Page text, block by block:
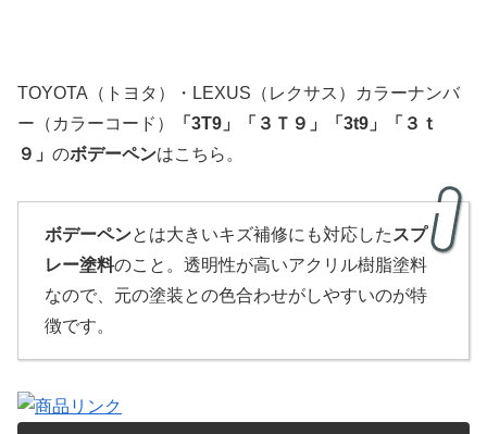
TOYOTA（トヨタ）・LEXUS（レクサス）カラーナンバ
ー（カラーコード）
「3T9」 「 ３Ｔ９ 」
「3t9」「３ｔ
９」 のボデーペンはこちら。
ボデーペンとは大きいキズ補修にも対応した スプ
レー塗料のこと。透明性が高いアクリル樹脂塗料
なので、元の塗装との色合わせがしやすいのが特
徴です。